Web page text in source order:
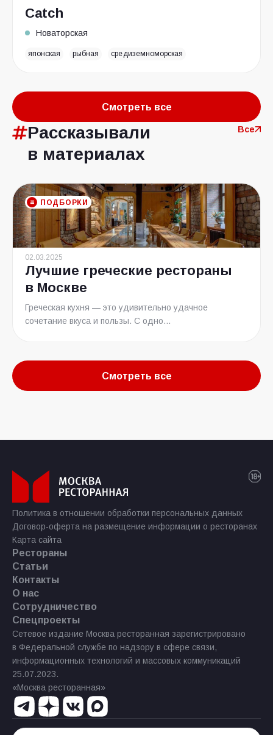
Catch
Новаторская
японская рыбная средиземноморская
Смотреть все
Рассказывали
в материалах
Все
ПОДБОРКИ
02.03.2025
Лучшие греческие рестораны
в Москве
Греческая кухня — это удивительно удачное
сочетание вкуса и пользы. С одно...
Смотреть все
Политика в отношении обработки персональных данных
Договор-оферта на размещение информации о ресторанах
Карта сайта
Рестораны
Статьи
Контакты
О нас
Сотрудничество
Спецпроекты
Сетевое издание Москва ресторанная зарегистрировано
в Федеральной службе по надзору в сфере связи,
информационных технологий и массовых коммуникаций
25.07.2023.
«Москва ресторанная»